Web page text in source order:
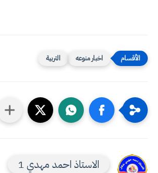
اخبار منوعه التربية
الاستاذ احمد مهدي 1